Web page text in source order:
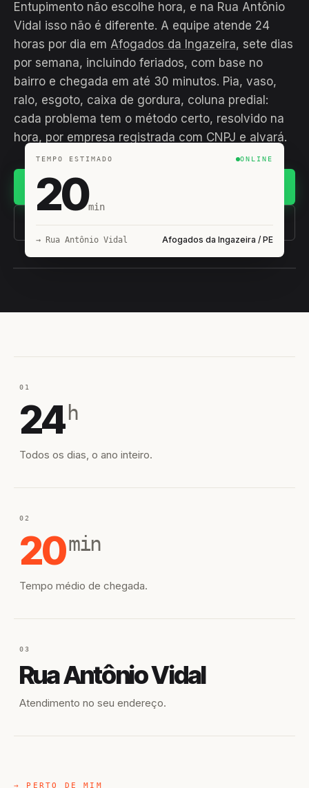
Entupimento não escolhe hora, e na Rua Antônio
Vidal isso não é diferente. A equipe atende 24
horas por dia em Afogados da Ingazeira, sete dias
por semana, incluindo feriados, com base no
bairro e chegada em até 30 minutos. Pia, vaso,
ralo, esgoto, caixa de gordura, coluna predial:
cada problema tem o método certo, resolvido na
hora, por empresa registrada com CNPJ e alvará.
(11) 93407-8838
TEMPO ESTIMADO ONLINE
20min
→ Rua Antônio Vidal Afogados da Ingazeira / PE
01
24 h
Todos os dias, o ano inteiro.
02
20min
Tempo médio de chegada.
03
Rua Antônio Vidal
Atendimento no seu endereço.
→ PERTO DE MIM